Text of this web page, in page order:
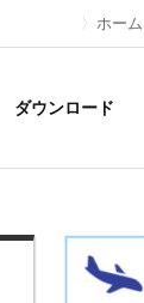
ホーム
ダウンロード